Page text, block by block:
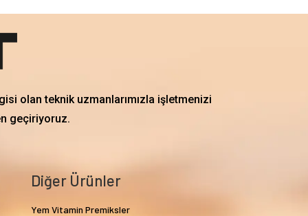
olan teknik uzmanlarımızla işletmenizi
geçiriyoruz.
Diğer Ürünler
Yem Vitamin Premiksler